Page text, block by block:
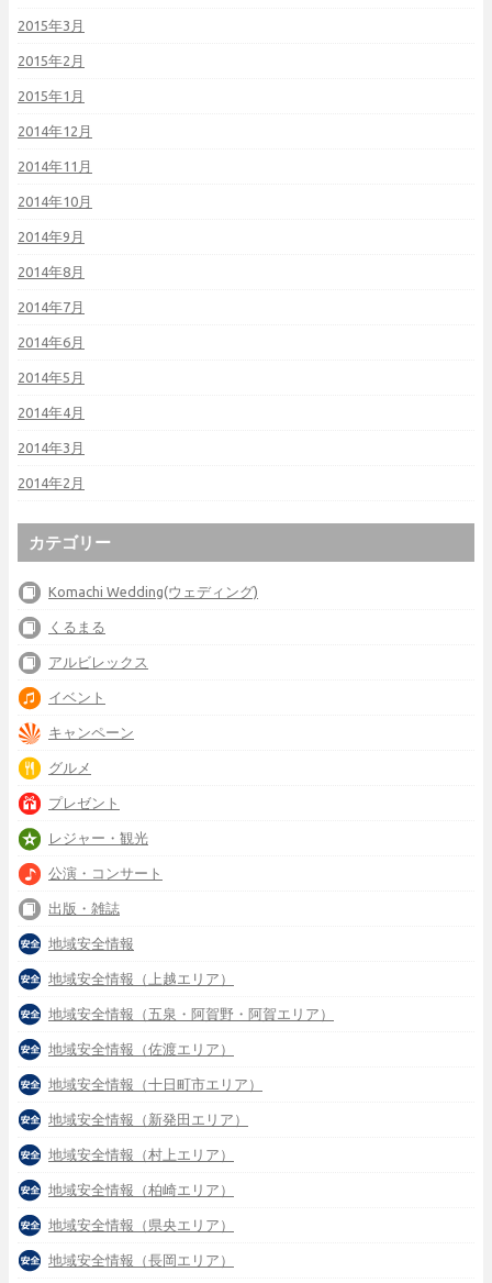
2015年3月
2015年2月
2015年1月
2014年12月
2014年11月
2014年10月
2014年9月
2014年8月
2014年7月
2014年6月
2014年5月
2014年4月
2014年3月
2014年2月
カテゴリー
Komachi Wedding(ウェディング)
くるまる
アルビレックス
イベント
キャンペーン
グルメ
プレゼント
レジャー・観光
公演・コンサート
出版・雑誌
地域安全情報
地域安全情報（上越エリア）
地域安全情報（五泉・阿賀野・阿賀エリア）
地域安全情報（佐渡エリア）
地域安全情報（十日町市エリア）
地域安全情報（新発田エリア）
地域安全情報（村上エリア）
地域安全情報（柏崎エリア）
地域安全情報（県央エリア）
地域安全情報（長岡エリア）